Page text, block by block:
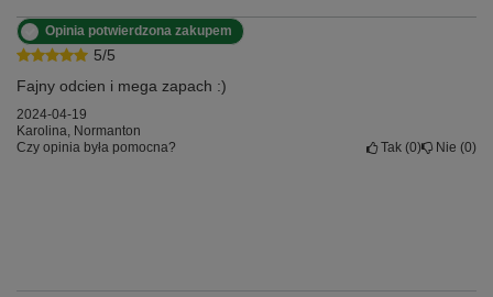
5/5
Opinia potwierdzona zakupem
Fajny odcien i mega zapach :)
2024-04-19
Karolina, Normanton
Czy opinia była pomocna?
Tak 0 Nie 0